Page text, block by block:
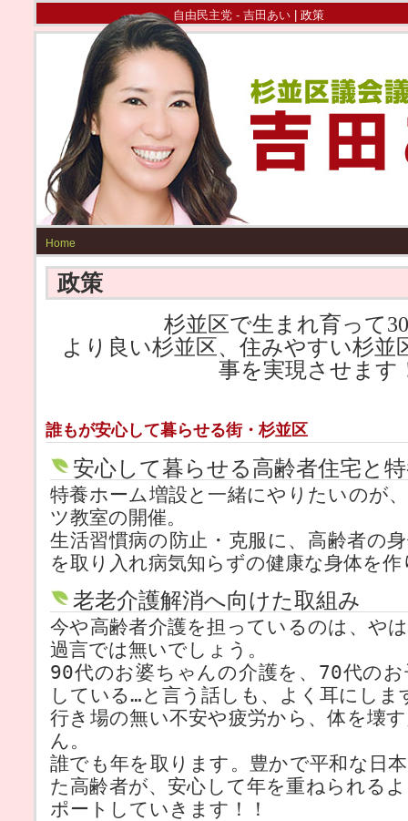
自由民主党 - 吉田あい | 政策
Home
政策
杉並区で生まれ育って
より良い杉並区、住みやすい杉並
事を実現させます
誰もが安心して暮らせる街・杉並区
安心して暮らせる高齢者住宅と
特養ホーム増設と一緒にやりたいのが
ツ教室の開催。
生活習慣病の防止・克服に、高齢者の
を取り入れ病気知らずの健康な身体を
老老介護解消へ向けた取組み
今や高齢者介護を担っているのは、や
過言では無いでしょう。
90代のお婆ちゃんの介護を、70代の
している…と言う話しも、よく耳にしま
行き場の無い不安や疲労から、体を壊
ん。
誰でも年を取ります。豊かで平和な日
た高齢者が、安心して年を重ねられる
ポートしていきます！！